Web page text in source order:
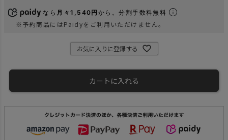
なら 月々1,540円 から。分割手数料無料
※予約商品にはPaidyをご利用いただけません。
お気に入りに登録する
カートに入れる